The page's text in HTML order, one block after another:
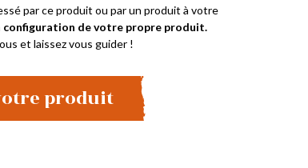
par ce produit ou par un produit à votre
configuration de votre propre produit.
et laissez vous guider !
produit